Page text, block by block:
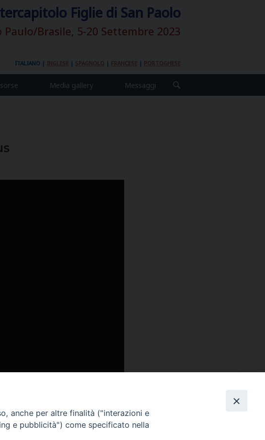
Figlie di San Paolo
Paulo/Brasile, 5-20 Settembre 2023
ITALIANO | INGLESE | SPAGNOLO | FRANCESE | PORTOGHESE
Media gallery Messaggi
OPEN
anche per altre finalità ("interazioni e
e pubblicità") come specificato nella